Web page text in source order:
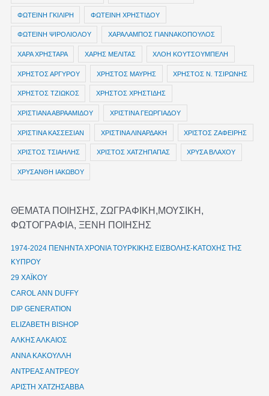
ΦΩΤΕΙΝΗ ΓΚΙΛΙΡΗ ΦΩΤΕΙΝΗ ΧΡΗΣΤΙΔΟΥ
ΦΩΤΕΙΝΗ ΨΙΡΟΛΙΟΛΟΥ ΧΑΡΑΛΑΜΠΟΣ ΓΙΑΝΝΑΚΟΠΟΥΛΟΣ
ΧΑΡΑ ΧΡΗΣΤΑΡΑ ΧΑΡΗΣ ΜΕΛΙΤΑΣ ΧΛΟΗ ΚΟΥΤΣΟΥΜΠΕΛΗ
ΧΡΗΣΤΟΣ ΑΡΓΥΡΟΥ ΧΡΗΣΤΟΣ ΜΑΥΡΗΣ ΧΡΗΣΤΟΣ Ν. ΤΣΙΡΩΝΗΣ
ΧΡΗΣΤΟΣ ΤΖΙΩΚΟΣ ΧΡΗΣΤΟΣ ΧΡΗΣΤΙΔΗΣ
ΧΡΙΣΤΙΑΝΑ ΑΒΡΑΑΜΙΔΟΥ ΧΡΙΣΤΙΝΑ ΓΕΩΡΓΙΑΔΟΥ
ΧΡΙΣΤΙΝΑ ΚΑΣΣΕΣΙΑΝ ΧΡΙΣΤΙΝΑ ΛΙΝΑΡΔΑΚΗ ΧΡΙΣΤΟΣ ΖΑΦΕΙΡΗΣ
ΧΡΙΣΤΟΣ ΤΣΙΑΗΛΗΣ ΧΡΙΣΤΟΣ ΧΑΤΖΗΠΑΠΑΣ ΧΡΥΣΑ ΒΛΑΧΟΥ
ΧΡΥΣΑΝΘΗ ΙΑΚΩΒΟΥ
ΘΕΜΑΤΑ ΠΟΙΗΣΗΣ, ΖΩΓΡΑΦΙΚΗ,ΜΟΥΣΙΚΗ,
ΦΩΤΟΓΡΑΦΙΑ, ΞΕΝΗ ΠΟΙΗΣΗΣ
1974-2024 ΠΕΝΗΝΤΑ ΧΡΟΝΙΑ ΤΟΥΡΚΙΚΗΣ ΕΙΣΒΟΛΗΣ-ΚΑΤΟΧΗΣ ΤΗΣ
ΚΥΠΡΟΥ
29 ΧΑΪΚΟΥ
CAROL ANN DUFFY
DIP GENERATION
ELIZABETH BISHOP
ΑΛΚΗΣ ΑΛΚΑΙΟΣ
ΑΝΝΑ ΚΑΚΟΥΛΛΗ
ΑΝΤΡΕΑΣ ΑΝΤΡΕΟΥ
ΑΡΙΣΤΗ ΧΑΤΖΗΣΑΒΒΑ